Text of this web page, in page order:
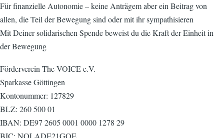
Für finanzielle Autonomie – keine Anträgem aber ein Beitrag von
allen, die Teil der Bewegung sind oder mit ihr sympathisieren
Mit Deiner solidarischen Spende beweist du die Kraft der Einheit in
der Bewegung
Förderverein The VOICE e.V.
Sparkasse Göttingen
Kontonummer: 127829
BLZ: 260 500 01
IBAN: DE97 2605 0001 0000 1278 29
BIC: NOLADE21GOE